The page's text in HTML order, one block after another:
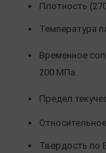
Плотность
Температура
Временное
200 МПа.
Предел
Твердость по